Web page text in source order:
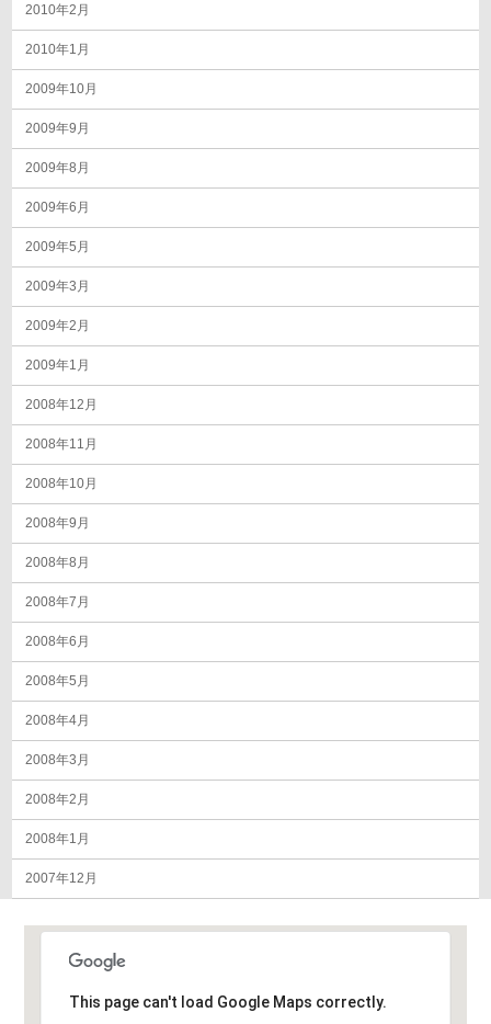
2010年2月
2010年1月
2009年10月
2009年9月
2009年8月
2009年6月
2009年5月
2009年3月
2009年2月
2009年1月
2008年12月
2008年11月
2008年10月
2008年9月
2008年8月
2008年7月
2008年6月
2008年5月
2008年4月
2008年3月
2008年2月
2008年1月
2007年12月
This page can't load Google Maps correctly.